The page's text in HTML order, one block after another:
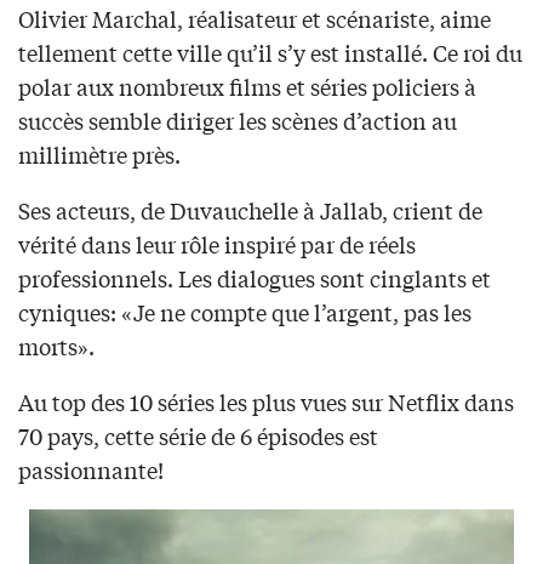
Olivier Marchal, réalisateur et scénariste, aime
tellement cette ville qu’il s’y est installé. Ce roi du
polar aux nombreux films et séries policiers à
succès semble diriger les scènes d’action au
millimètre près.
Ses acteurs, de Duvauchelle à Jallab, crient de
vérité dans leur rôle inspiré par de réels
professionnels. Les dialogues sont cinglants et
cyniques: «Je ne compte que l’argent, pas les
morts».
Au top des 10 séries les plus vues sur Netflix dans
70 pays, cette série de 6 épisodes est
passionnante!